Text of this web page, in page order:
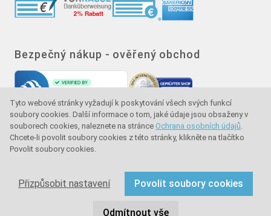
Tyto webové stránky vyžadují k poskytování všech svých funkcí
soubory cookies. Další informace o tom, jaké údaje jsou obsaženy v
souborech cookies, naleznete na stránce Ochrana osobních údajů.
Chcete-li povolit soubory cookies z této stránky, klikněte na tlačítko
Povolit soubory cookies.
Přizpůsobit nastavení Povolit soubory cookies
Odmítnout vše
Bezpečný nákup - ověřený obchod
Značka kvality - ochrana kupujícího - ochrana
Copyright © 2024 sullus GmbH & Co. KG. Všechna práva